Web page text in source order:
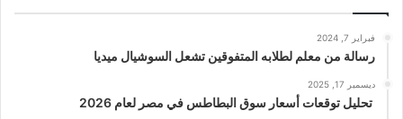
فبراير 7, 2024
رسالة من معلم لطلابه المتفوقين تشعل السوشيال ميديا
ديسمبر 17, 2025
تحليل توقعات أسعار سوق البطاطس في مصر لعام 2026